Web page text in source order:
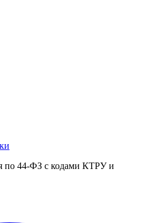
по 44-ФЗ с кодами КТРУ и